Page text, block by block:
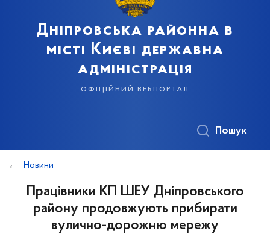
Дніпровська районна в
місті Києві державна
адміністрація
офіційний вебпортал
Пошук
Новини
Працівники КП ШЕУ Дніпровського
району продовжують прибирати
вулично-дорожню мережу